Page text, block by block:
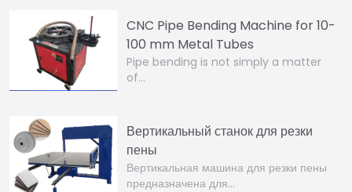
CNC Pipe Bending Machine for 10-
100 mm Metal Tubes
Pipe bending is not simply a matter
of…
Вертикальный станок для резки
пены
Вертикальная машина для резки пены
предназначена для…